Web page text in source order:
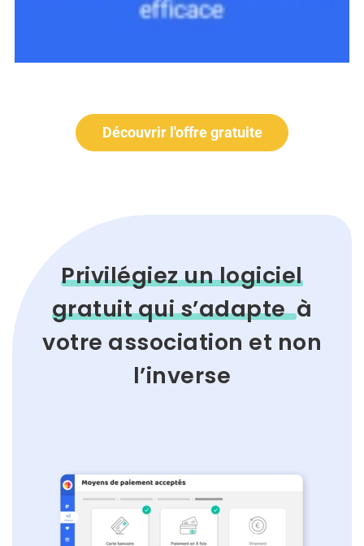
Découvrir l'offre gratuite
Privilégiez un logiciel
gratuit qui s’adapteà
votre association et non
l’inverse